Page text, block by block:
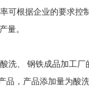
可根据企业的要求
量。
洗、 钢铁成品加工厂
品，产品添加量为